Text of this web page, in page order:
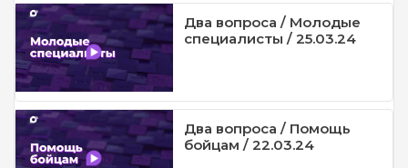
Два вопроса / Молодые
специалисты / 25.03.24
Два вопроса / Помощь
бойцам / 22.03.24